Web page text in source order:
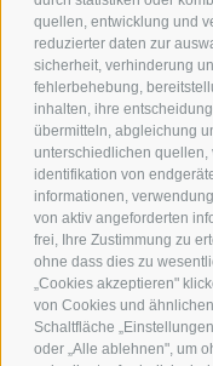
quellen, entwicklung und
reduzierter daten zur
sicherheit, verhinderung
fehlerbehebung,
inhalten, ihre
übermitteln, abgleichung
unterschiedlichen
identifikation von
informationen,
von aktiv angeforderten
frei, Ihre Zustimmung zu
ohne dass dies zu
„Cookies akzeptieren"
von Cookies und
Schaltfläche
oder „Alle ablehnen", um
I-39038